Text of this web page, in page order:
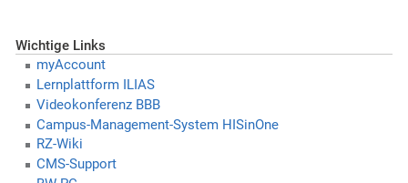
Wichtige Links
myAccount
Lernplattform ILIAS
Videokonferenz BBB
Campus-Management-System HISinOne
RZ-Wiki
CMS-Support